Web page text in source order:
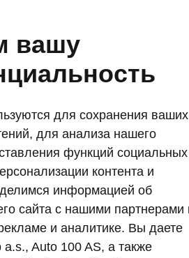
привносит
вашу
для сохранения ваших
для анализа нашего
функций социальных
контента и
информацией об
сайта с нашими партнерами
и аналитике. Вы даете
a.s., Auto 100 AS, а также